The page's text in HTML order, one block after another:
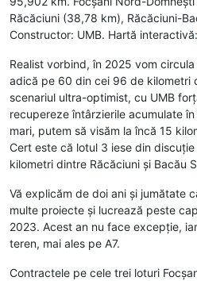
Răcăciuni (38,78 km), Răcăciuni-
Constructor: UMB. Hartă interactivă:
Realist vorbind, în 2025 vom
adică pe 60 din cei 96 de kilometri
scenariul ultra-optimist, cu UMB
recupereze întârzierile acumulate
mari, putem să visăm la încă 15
Cert este că lotul 3 iese din
kilometri dintre Răcăciuni și Bacău
Vă explicăm de doi ani și jumătate
multe proiecte și lucrează peste
2023. Acest an nu face excepție,
teren, mai ales pe A7.
Contractele pe cele trei loturi